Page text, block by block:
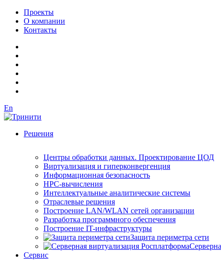
Проекты
О компании
Контакты
En
Решения
Центры обработки данных. Проектирование ЦОД
Виртуализация и гиперконвергенция
Информационная безопасность
HPC-вычисления
Интеллектуальные аналитические системы
Отраслевые решения
Построение LAN/WLAN сетей организации
Разработка программного обеспечения
Построение IT-инфраструктуры
Защита периметра сети
Сервис